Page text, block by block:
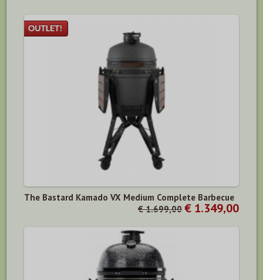
The Bastard Kamado VX Medium Complete Barbecue
€ 1.699,00 € 1.349,00